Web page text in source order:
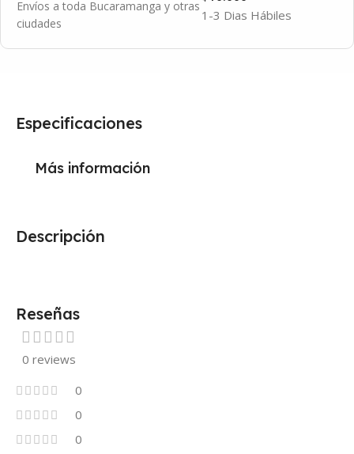
Envíos a toda Bucaramanga y otras
ciudades
1-3 Dias Hábiles
Descripción
Especificaciones
Más información
Reseñas
0 reviews
0
0
0